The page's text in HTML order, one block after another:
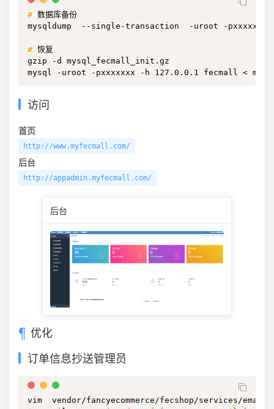
# 数据库备份
mysqldump  --single-transaction  -uroot -
# 恢复
gzip -d mysql_fecmall_init.gz
mysql -uroot -pxxxxxxx -h 127.0.0.1 fecmall <
访问
首页
http://www.myfecmall.com/
后台
http://appadmin.myfecmall.com/
后台
优化
订单信息抄送管理员